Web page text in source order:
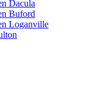
Dacula
Buford
Loganville